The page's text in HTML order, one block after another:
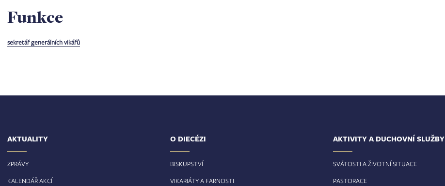
Funkce
sekretář generálních vikářů
AKTUALITY
ZPRÁVY
KALENDÁŘ AKCÍ
O DIECÉZI
BISKUPSTVÍ
VIKARIÁTY A FARNOSTI
AKTIVITY A DUCHOVNÍ SLUŽBY
SVÁTOSTI A ŽIVOTNÍ SITUACE
PASTORACE